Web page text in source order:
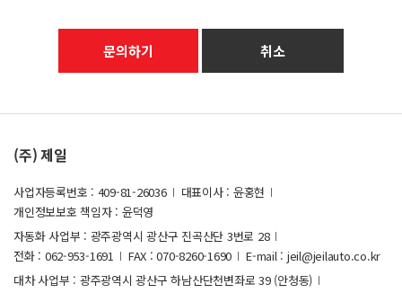
운영을 위해 문의인의 신원 확인, 문의사항 확인, 문의내용의
보유·이용기간 또는 정보주체로부터 개인정보를 수집 시에
동의 받은 개인정보 보유-이용기간 내에서 개인정보를 처리·
보유합니다. 온라인 문의 운영기간 동안 보유하고 있으며,
이외의 다른 목적으로 사용되지 않습니다.
4. 개인정보 수집 및 이용에 대한 동의를 거부할 권리 이용자는
위의 개인정보 수집 및 이용에 대하여 동의하지 않을 권리를
(주) 제일
사업자등록번호 : 409-81-26036
대표이사 : 윤홍현
개인정보보호 책임자 : 윤덕영
자동화 사업부 : 광주광역시 광산구 진곡산단 3번로 28
전화 : 062-953-1691
FAX : 070-8260-1690
E-mail : jeil@jeilauto.co.kr
대차 사업부 : 광주광역시 광산구 하남산단천변좌로 39 (안청동)